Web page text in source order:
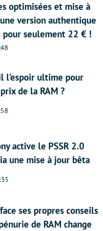
optimisées et mise à
version authentique
pour seulement 22 € !
l’espoir ultime pour
de la RAM ?
active le PSSR 2.0
une mise à jour bêta
ses propres conseils
de RAM change